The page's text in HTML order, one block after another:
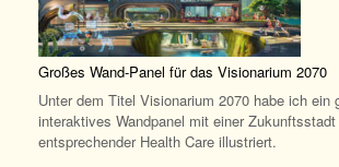
Großes Wand-Panel für das Visionarium 2070
Unter dem Titel Visionarium 2070 habe ich ein
interaktives Wandpanel mit einer
entsprechender Health Care illustriert.